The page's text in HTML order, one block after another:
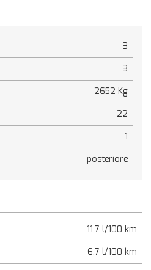
3
3
2652 Kg
22
1
posteriore
11.7 l/100 km
6.7 l/100 km